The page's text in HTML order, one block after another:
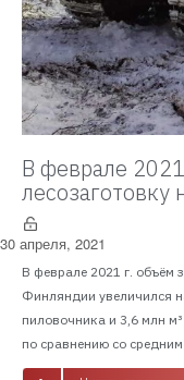
В феврале
лесозаготовку
30 апреля, 2021
В феврале 2021 г. объём
Финляндии увеличился
пиловочника и 3,6 млн
по сравнению со средним